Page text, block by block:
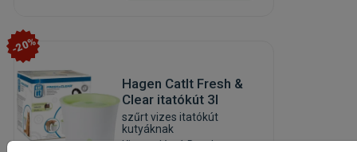
-20%
Hagen CatIt Fresh &
Clear itatókút 3l
szűrt vizes itatókút
kutyáknak
Kiszerelés: 1 Darab